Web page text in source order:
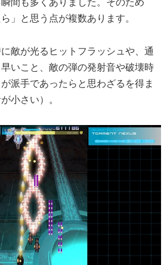
」と思う点が複数あります。
敵が光るヒットフラッシュや、通
いこと、敵の弾の発射音や破壊時
派手であったらと思わざるを得ま
小さい）。